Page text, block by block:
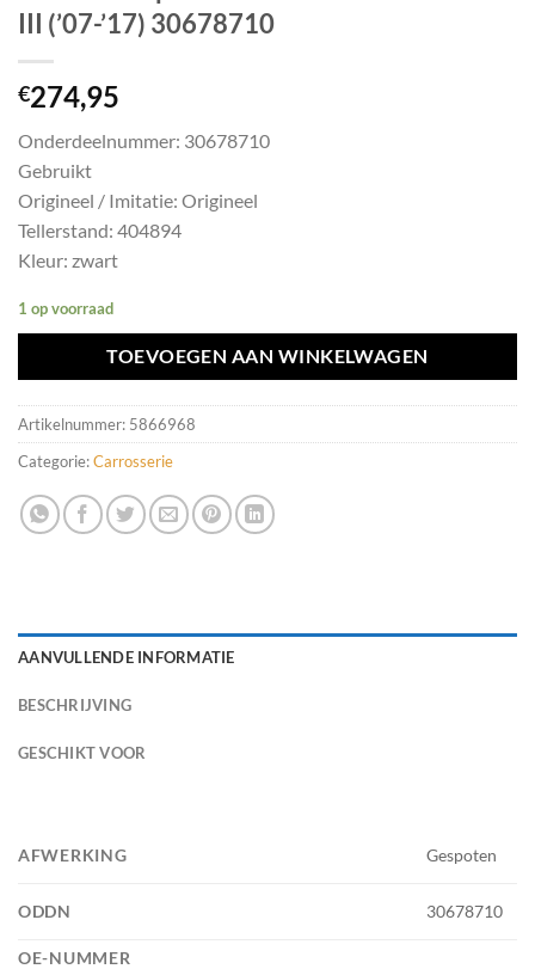
III (’07-’17) 30678710
€274,95
Onderdeelnummer: 30678710
Gebruikt
Origineel / Imitatie: Origineel
Tellerstand: 404894
Kleur: zwart
1 op voorraad
TOEVOEGEN AAN WINKELWAGEN
Artikelnummer: 5866968
Categorie:Carrosserie
AANVULLENDE INFORMATIE
BESCHRIJVING
GESCHIKT VOOR
AFWERKING Gespoten
ODDN 30678710
OE-NUMMER